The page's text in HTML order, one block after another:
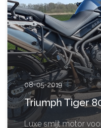
08-05-2019
Triumph Tiger
Luxe smijt motor